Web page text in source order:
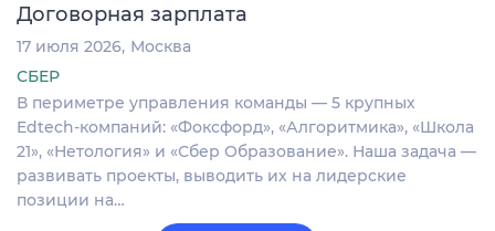
Договорная зарплата
17 июля 2026 Москва
СБЕР
В периметре управления команды — 5 крупных
Edtech-компаний: «Фоксфорд», «Алгоритмика», «Школа
21», «Нетология» и «Сбер Образование». Наша задача —
развивать проекты, выводить их на лидерские
позиции на…